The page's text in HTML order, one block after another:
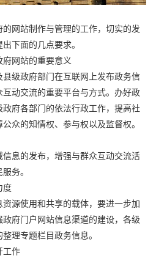
网站制作与管理的工作，切实的发
下面的几点要求。
网站的重要意义
级政府部门在互联网上发布政务信
动交流的重要平台与方式。办好政
府各部门的依法行政工作，提高社
众的知情权、参与权以及监督权。
息的发布，增强与群众互动交流活
务。
度
源使用和共享的载体，要进一步加
府门户网站信息渠道的建设，各级
理专题栏目政务信息。
工作